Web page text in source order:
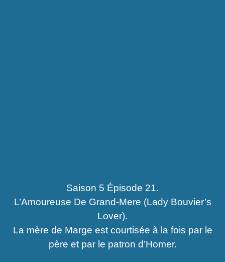
Saison 5 Épisode 21.
L’Amoureuse De Grand-Mere (Lady Bouvier’s
Lover).
La mère de Marge est courtisée à la fois par le
père et par le patron d’Homer.